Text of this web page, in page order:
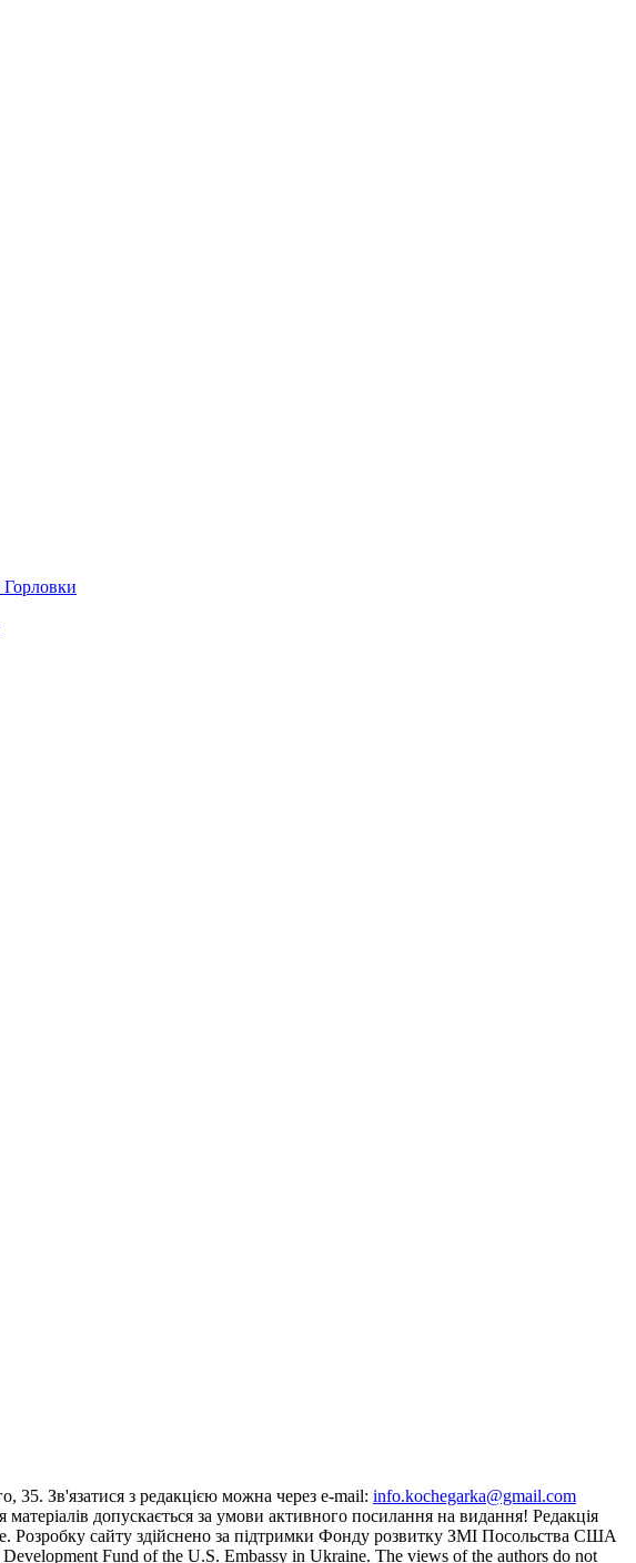
35. Зв'язатися з редакцією можна через e-mail: info.kochegarka@gmail.com
допускається за умови активного посилання на видання! Редакція
Розробку сайту здійснено за підтримки Фонду розвитку ЗМІ Посольства США
Fund of the U.S. Embassy in Ukraine. The views of the authors do not